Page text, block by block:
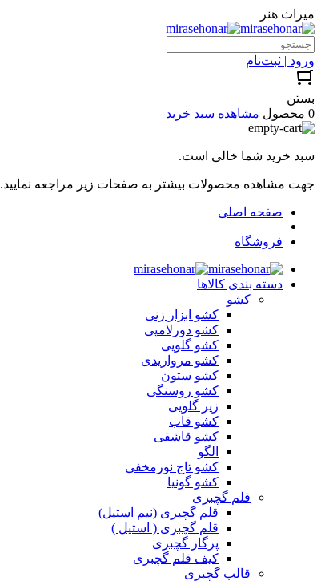
میراث هنر
ورود | ثبت‌نام
بستن
0 محصول
مشاهده سبد خرید
سبد خرید شما خالی است.
جهت مشاهده محصولات بیشتر به صفحات زیر مراجعه نمایید.
صفحه اصلی
فروشگاه
دسته بندی کالاها
کشو
کشو ابزار زنی
کشو دورلامپی
کشو گلویی
کشو مرواریدی
کشو ستون
کشو روسنگی
زیر گلویی
کشو قاب
کشو قاشقی
الگو
کشو تاج نورمخفی
کشو گونیا
قلم گچبری
قلم گچبری (نیم استیل)
قلم گچبری ( استیل )
پرگار گچبری
کیف قلم گچبری
قالب گچبری